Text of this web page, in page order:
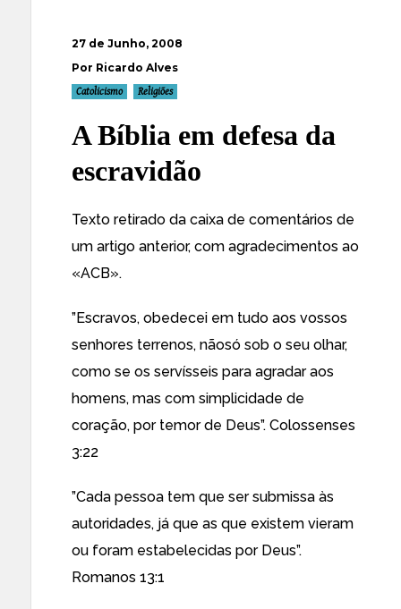
27 de Junho, 2008
Por Ricardo Alves
Catolicismo Religiões
A Bíblia em defesa da
escravidão
Texto retirado da caixa de comentários de
um artigo anterior, com agradecimentos ao
«ACB».
”Escravos, obedecei em tudo aos vossos
senhores terrenos, nãosó sob o seu olhar,
como se os servísseis para agradar aos
homens, mas com simplicidade de
coração, por temor de Deus”. Colossenses
3:22
”Cada pessoa tem que ser submissa às
autoridades, já que as que existem vieram
ou foram estabelecidas por Deus”.
Romanos 13:1